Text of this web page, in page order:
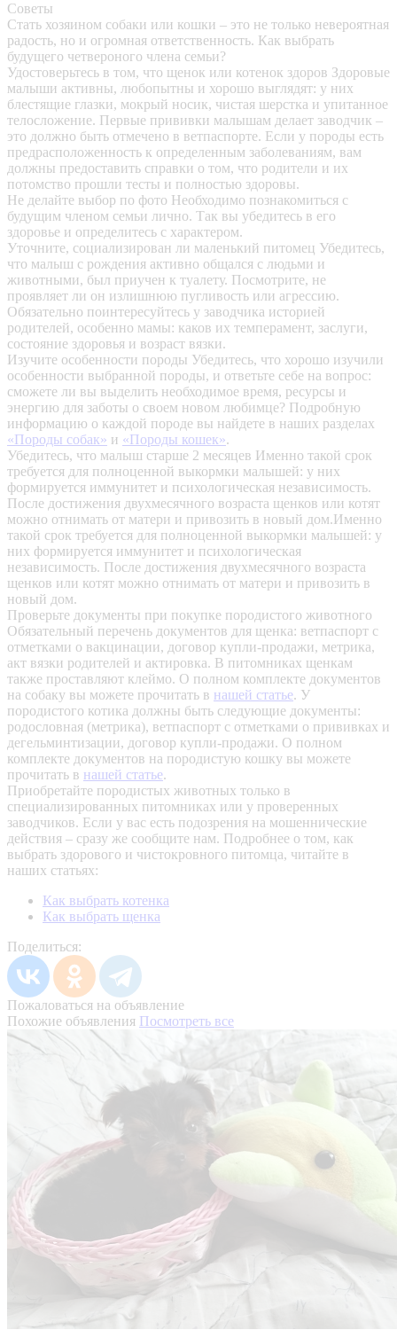
Советы
Стать хозяином собаки или кошки – это не только невероятная
радость, но и огромная ответственность. Как выбрать
будущего четвероного члена семьи?
Удостоверьтесь в том, что щенок или котенок здоров Здоровые
малыши активны, любопытны и хорошо выглядят: у них
блестящие глазки, мокрый носик, чистая шерстка и упитанное
телосложение. Первые прививки малышам делает заводчик –
это должно быть отмечено в ветпаспорте. Если у породы есть
предрасположенность к определенным заболеваниям, вам
должны предоставить справки о том, что родители и их
потомство прошли тесты и полностью здоровы.
Не делайте выбор по фото Необходимо познакомиться с
будущим членом семьи лично. Так вы убедитесь в его
здоровье и определитесь с характером.
Уточните, социализирован ли маленький питомец Убедитесь,
что малыш с рождения активно общался с людьми и
животными, был приучен к туалету. Посмотрите, не
проявляет ли он излишнюю пугливость или агрессию.
Обязательно поинтересуйтесь у заводчика историей
родителей, особенно мамы: каков их темперамент, заслуги,
состояние здоровья и возраст вязки.
Изучите особенности породы Убедитесь, что хорошо изучили
особенности выбранной породы, и ответьте себе на вопрос:
сможете ли вы выделить необходимое время, ресурсы и
энергию для заботы о своем новом любимце? Подробную
информацию о каждой породе вы найдете в наших разделах
«Породы собак» и «Породы кошек».
Убедитесь, что малыш старше 2 месяцев Именно такой срок
требуется для полноценной выкормки малышей: у них
формируется иммунитет и психологическая независимость.
После достижения двухмесячного возраста щенков или котят
можно отнимать от матери и привозить в новый дом.Именно
такой срок требуется для полноценной выкормки малышей: у
них формируется иммунитет и психологическая
независимость. После достижения двухмесячного возраста
щенков или котят можно отнимать от матери и привозить в
новый дом.
Проверьте документы при покупке породистого животного
Обязательный перечень документов для щенка: ветпаспорт с
отметками о вакцинации, договор купли-продажи, метрика,
акт вязки родителей и актировка. В питомниках щенкам
также проставляют клеймо. О полном комплекте документов
на собаку вы можете прочитать в нашей статье. У
породистого котика должны быть следующие документы:
родословная (метрика), ветпаспорт с отметками о прививках и
дегельминтизации, договор купли-продажи. О полном
комплекте документов на породистую кошку вы можете
прочитать в нашей статье.
Приобретайте породистых животных только в
специализированных питомниках или у проверенных
заводчиков. Если у вас есть подозрения на мошеннические
действия – сразу же сообщите нам. Подробнее о том, как
выбрать здорового и чистокровного питомца, читайте в
наших статьях:
Как выбрать котенка
Как выбрать щенка
Поделиться:
Пожаловаться на объявление
Похожие объявления Посмотреть все